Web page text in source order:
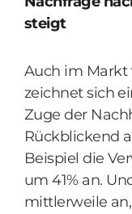
steigt
Auch im Markt
zeichnet sich
Zuge der
Rückblickend
Beispiel die
um 41% an.
mittlerweile